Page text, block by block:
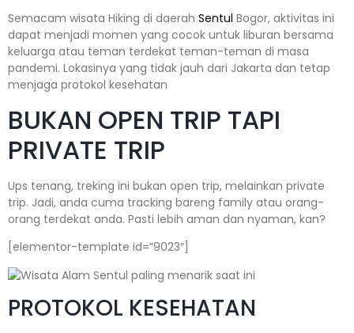
Semacam wisata Hiking di daerah Sentul Bogor, aktivitas ini
dapat menjadi momen yang cocok untuk liburan bersama
keluarga atau teman terdekat teman-teman di masa
pandemi. Lokasinya yang tidak jauh dari Jakarta dan tetap
menjaga protokol kesehatan
BUKAN OPEN TRIP TAPI
PRIVATE TRIP
Ups tenang, treking ini bukan open trip, melainkan private
trip. Jadi, anda cuma tracking bareng family atau orang-
orang terdekat anda. Pasti lebih aman dan nyaman, kan?
[elementor-template id=”9023″]
PROTOKOL KESEHATAN